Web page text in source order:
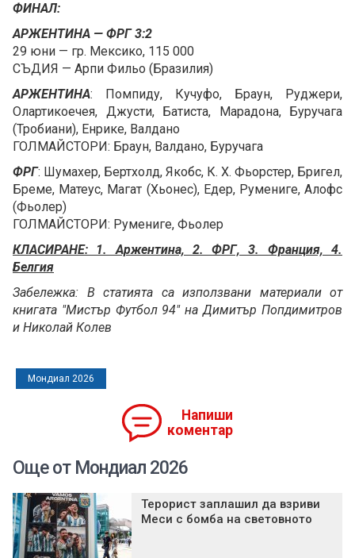
ФИНАЛ:
АРЖЕНТИНА — ФРГ 3:2
29 юни — гр. Мексико, 115 000
СЪДИЯ — Арпи Фильо (Бразилия)
АРЖЕНТИНА: Помпиду, Кучуфо, Браун, Руджери,
Олартикоечея, Джусти, Батиста, Марадона, Буручага
(Тробиани), Енри­ке, Валдано
ГОЛМАЙСТОРИ: Браун, Валдано, Буручага
ФРГ: Шумахер, Бертхолд, Якобс, К. X. Фьорстер, Бригел,
Бре­ме, Матеус, Магат (Хьонес), Едер, Румениге, Алофс
(Фьолер)
ГОЛМАЙСТОРИ: Румениге, Фьолер
КЛАСИРАНЕ: 1. Аржентина, 2. ФРГ, 3. Франция, 4.
Белгия
Забележка: В статията са използвани материали от
книгата "Мистър Футбол 94" на Димитър Попдимитров
и Николай Колев
Мондиал 2026
Напиши
коментар
Още от Мондиал 2026
Терорист заплашил да взриви
Меси с бомба на световното